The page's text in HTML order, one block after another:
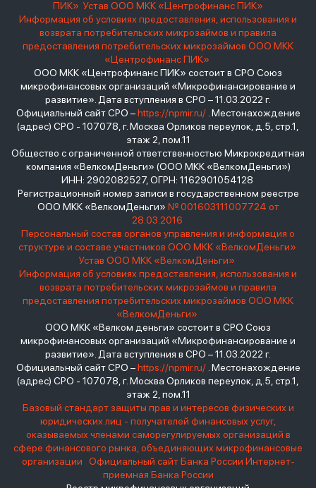
ПИК» Устав ООО МКК «Центрофинанс ПИК»
Информация об условиях предоставления, использования и
возврата потребительских микрозаймов и правила
предоставления потребительских микрозаймов ООО МКК
«Центрофинанс ПИК»
ООО МКК «Центрофинанс ПИК» состоит в СРО Союз
микрофинансовых организаций «Микрофинансирование и
развитие». Дата вступления в СРО – 11.03.2022 г.
Официальный сайт СРО –https://npmir.ru/. Местонахождение
(адрес) СРО - 107078, г. Москва Орликов переулок, д.5, стр.1,
этаж 2, пом.11
Общество с ограниченной ответственностью Микрокредитная
компания «ВелкомДеньги» (ООО МКК «ВелкомДеньги»)
ИНН: 2902082527, ОГРН: 1162901054128
Регистрационный номер записи в государственном реестре
ООО МКК «ВелкомДеньги» № 001603111007724 от
28.03.2016
Персональный состав органов управления и информация о
структуре и составе участников ООО МКК «ВелкомДеньги»
Устав ООО МКК «ВелкомДеньги»
Информация об условиях предоставления, использования и
возврата потребительских микрозаймов и правила
предоставления потребительских микрозаймов ООО МКК
«ВелкомДеньги»
ООО МКК «Велком деньги» состоит в СРО Союз
микрофинансовых организаций «Микрофинансирование и
развитие». Дата вступления в СРО – 11.03.2022 г.
Официальный сайт СРО –https://npmir.ru/. Местонахождение
(адрес) СРО - 107078, г. Москва Орликов переулок, д.5, стр.1,
этаж 2, пом.11
Базовый стандарт защиты прав и интересов физических и
юридических лиц - получателей финансовых услуг,
оказываемых членами саморегулируемых организаций в
сфере финансового рынка, объединяющих микрофинансовые
организации
Официальный сайт Банка России Интернет-
приемная Банка России